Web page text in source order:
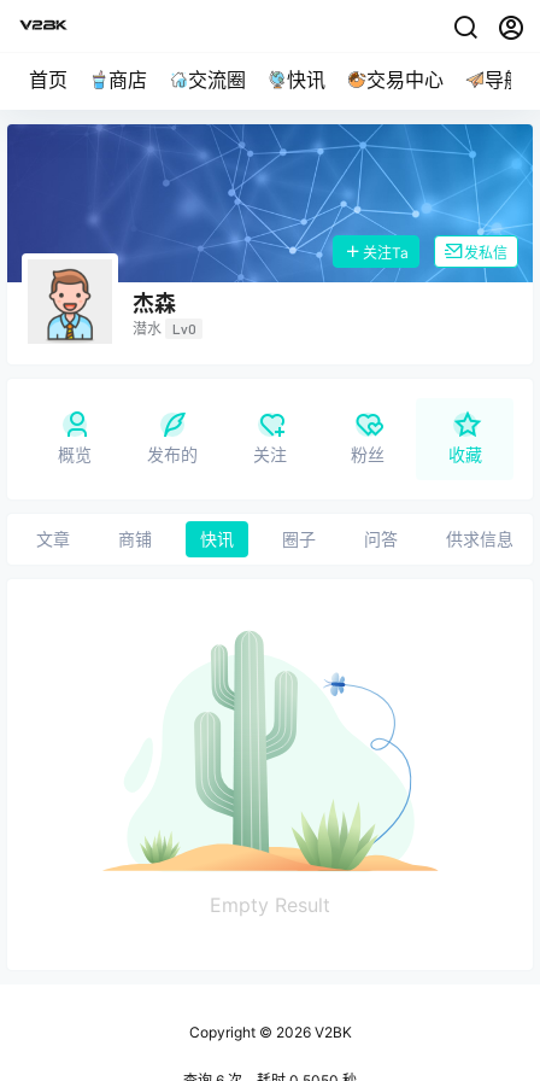
首页 商店 交流圈 快讯 交易中心 导航
杰森
潜水 Lv0
关注Ta 发私信
概览 发布的 关注 粉丝 收藏
文章 商铺 快讯 圈子 问答 供求信息
Empty Result
Copyright © 2026V2BK